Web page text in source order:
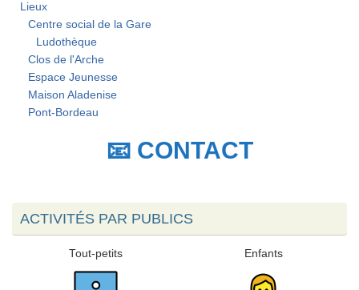
Lieux
Centre social de la Gare
Ludothèque
Clos de l'Arche
Espace Jeunesse
Maison Aladenise
Pont-Bordeau
📧 CONTACT
ACTIVITÉS PAR PUBLICS
Tout-petits Enfants